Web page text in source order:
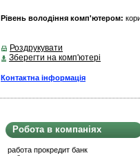
Рівень володіння комп'ютером:
Роздрукувати
Зберегти на комп'ютері
Контактна інформація
Робота в компаніях
работа прокредит банк